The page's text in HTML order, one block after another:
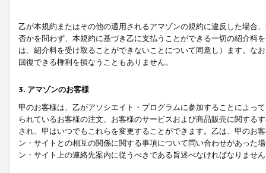
乙が本規約またはその他の適用されるアマゾンの規約に違反した場合
否かを問わず、本規約に基づき乙に支払うことができる一切の紹介料
は、紹介料を受け取ることができないことについて同意し）ます。な
回復できる権利を損なうこともありません。
3. アマゾンのお客様
甲のお客様は、乙がアソシエイト・プログラムに参加することによっ
られているお客様の注文、お客様のサービスおよび商品販売に関する
され、甲はいつでもこれらを変更することができます。乙は、甲のお
ン・サイトとの相互の関係に関する事項について問い合わせがあった
ン・サイト上の連絡先案内に従うべきである旨述べなければなりませ